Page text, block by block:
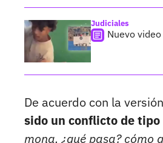
Judiciales
Nuevo
De acuerdo con la
sido un conflicto de
mona, ¿qué pasa? cómo